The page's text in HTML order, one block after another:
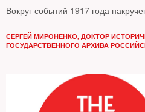
Вокруг событий 1917 года
СЕРГЕЙ МИРОНЕНКО, ДОКТОР
ГОСУДАРСТВЕННОГО АРХИВА